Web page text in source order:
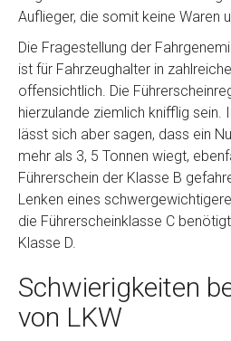
Auflieger, die somit keine Waren
Die Fragestellung der
ist für Fahrzeughalter in
offensichtlich. Die
hierzulande ziemlich knifflig sein.
lässt sich aber sagen, dass ein
mehr als 3, 5 Tonnen wiegt,
Führerschein der Klasse B
Lenken eines
die Führerscheinklasse C
Klasse D.
Schwierigkeiten
von LKW